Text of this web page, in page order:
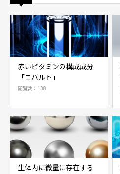
赤いビタミンの構成成分
「コバルト」
閲覧数：138
生体内に微量に存在する